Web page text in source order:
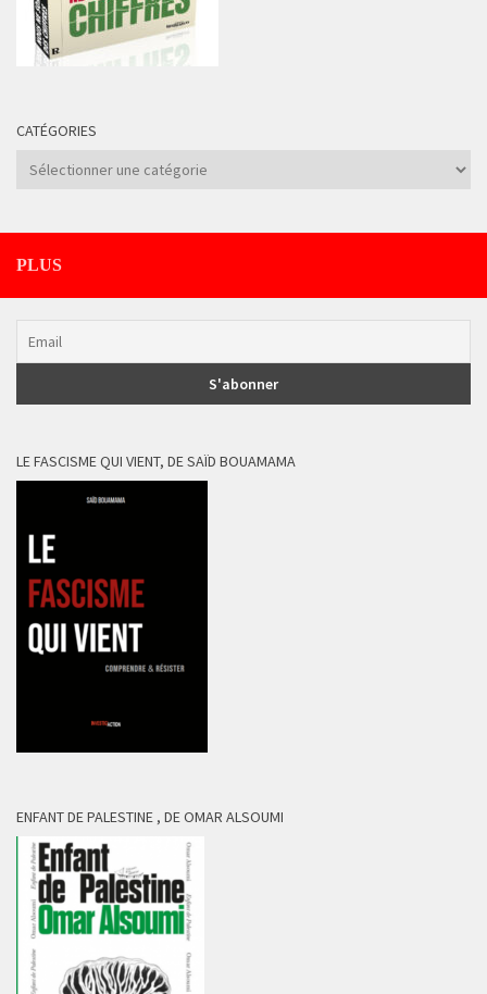
CATÉGORIES
Catégories
PLUS
LE FASCISME QUI VIENT, DE SAÏD BOUAMAMA
ENFANT DE PALESTINE , DE OMAR ALSOUMI